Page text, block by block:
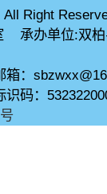
Right
承办单位:双
箱：
识码：